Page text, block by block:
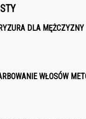
DLA MĘŻCZYZNY
WŁOSÓW